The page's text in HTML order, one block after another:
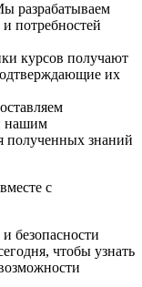
разрабатываем
потребностей
курсов получают
их
нашим
полученных знаний
с
безопасности
чтобы узнать